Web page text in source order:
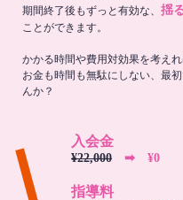
期間終了後もずっと有効な、 揺
ことができます。
かかる時間や費用対効果を考えれ
お金も時間も無駄にしない、最
んか？
入会金
¥22,000 ➡︎ ¥0
指導料